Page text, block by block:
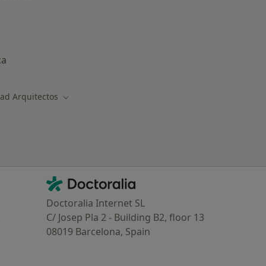
Arquitectos Cambiar de ciudad
Contacto
Doctoralia - Página de inicio
Doctoralia Internet SL
C/ Josep Pla 2 - Building B2, floor 13
08019 Barcelona, Spain